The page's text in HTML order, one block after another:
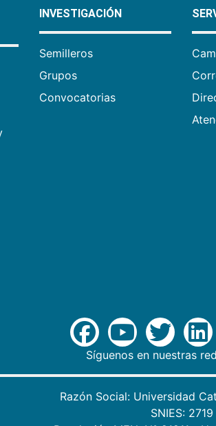
INVESTIGACIÓN
Semilleros
Grupos
Convocatorias
Síguenos en nuestras
Razón Social: Universidad
SNIES: 2719